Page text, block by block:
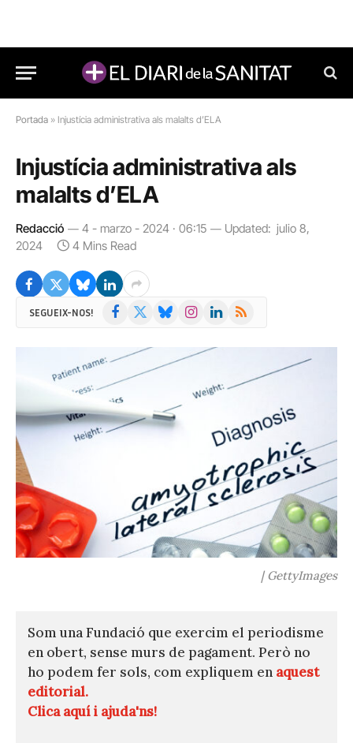
Portada » Injustícia administrativa als malalts d’ELA
Injustícia administrativa als
malalts d’ELA
Redacció 4 - marzo - 2024 · 06:15 Updated: julio 8,
2024
4 Mins Read
SEGUEIX-NOS! Facebook BlueskyInstagramLinkedIn
RSS
| GettyImages
Som una Fundació que exercim el periodisme
en obert, sense murs de pagament. Però no
ho podem fer sols, com expliquem en aquest
editorial.
Clica aquí i ajuda'ns!